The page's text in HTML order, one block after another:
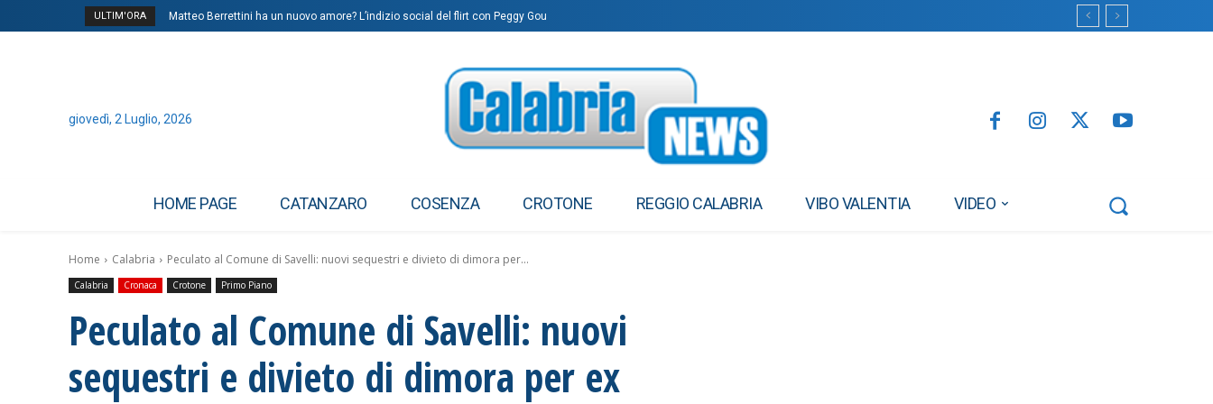
ULTIM'ORA Matteo Berrettini ha un nuovo amore? L’indizio social del flirt con Peggy Gou
giovedì, 2 Luglio, 2026
HOME PAGE CATANZARO COSENZA CROTONE REGGIO CALABRIA VIBO VALENTIA VIDEO
Home Calabria Peculato al Comune di Savelli: nuovi sequestri e divieto di dimora per...
Calabria Cronaca Crotone Primo Piano
Peculato al Comune di Savelli: nuovi
sequestri e divieto di dimora per ex